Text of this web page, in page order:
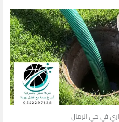
في حي الرمال